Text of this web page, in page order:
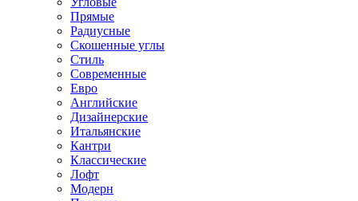
Прямые
Радиусные
Скошенные углы
Стиль
Современные
Евро
Английские
Дизайнерские
Итальянские
Кантри
Классические
Лофт
Модерн